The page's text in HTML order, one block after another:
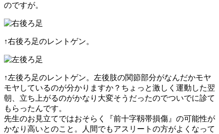
のですが。
↑右後ろ足のレントゲン。
↑左後ろ足のレントゲン。左後肢の関節部分がなんだかモヤ
モヤしているのが分かりますか？ちょっと激しく運動した翌
朝、立ち上がるのがかなり大変そうだったのでついでに診て
もらったんです。
先生のお見立てではおそらく『前十字靱帯損傷』の可能性が
かなり高いとのこと。人間でもアスリートの方がよくなって